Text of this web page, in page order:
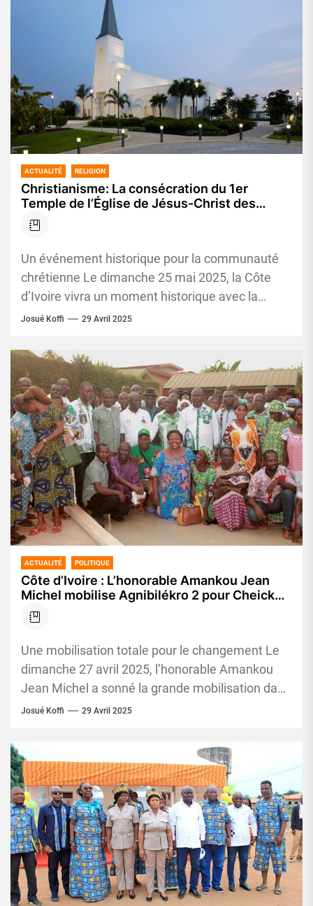
ACTUALITÉ RELIGION
Christianisme: La consécration du 1er
Temple de l’Église de Jésus-Christ des
Saints des Derniers Jours prévue pour le 25
mai prochain
Un événement historique pour la communauté
chrétienne Le dimanche 25 mai 2025, la Côte
d’Ivoire vivra un moment historique avec la
consécration du tout premier...
Josué Koffi 29 Avril 2025
ACTUALITÉ POLITIQUE
Côte d’Ivoire : L’honorable Amankou Jean
Michel mobilise Agnibilékro 2 pour Cheick
Tidjane Thiam
Une mobilisation totale pour le changement Le
dimanche 27 avril 2025, l’honorable Amankou
Jean Michel a sonné la grande mobilisation dans
la délégation d'Agnibilékro 2....
Josué Koffi 29 Avril 2025